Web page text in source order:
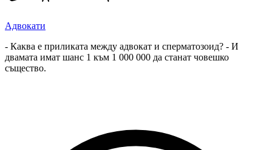
Адвокати
- Каква е приликата между адвокат и сперматозоид? - И
двамата имат шанс 1 към 1 000 000 да станат човешко
същество.